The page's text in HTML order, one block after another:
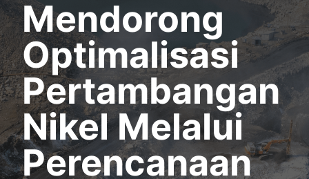
Mendorong
Optimalisasi
Pertambangan
Nikel Melalui
Perencanaan